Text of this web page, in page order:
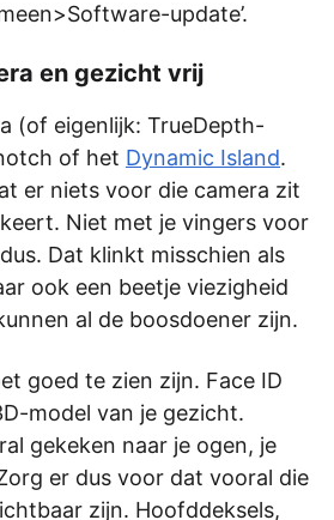
update’.
en gezicht vrij
(of eigenlijk: TrueDepth-
of het Dynamic Island.
er niets voor die camera zit
Niet met je vingers voor
Dat klinkt misschien als
ook een beetje viezigheid
al de boosdoener zijn.
goed te zien zijn. Face ID
model van je gezicht.
gekeken naar je ogen, je
er dus voor dat vooral die
zijn. Hoofddeksels,